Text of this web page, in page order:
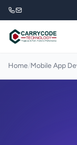
Home/Mobile App